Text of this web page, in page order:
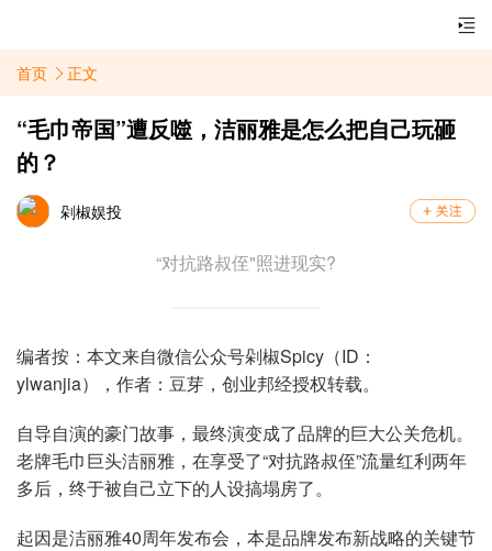
首页 正文
“毛巾帝国”遭反噬，洁丽雅是怎么把自己玩砸
的？
剁椒娱投
“对抗路叔侄"照进现实?
编者按：本文来自微信公众号剁椒Spicy（ID：
ylwanjia），作者：豆芽，创业邦经授权转载。
自导自演的豪门故事，最终演变成了品牌的巨大公关危机。
老牌毛巾巨头洁丽雅，在享受了“对抗路叔侄”流量红利两年
多后，终于被自己立下的人设搞塌房了。
起因是洁丽雅40周年发布会，本是品牌发布新战略的关键节